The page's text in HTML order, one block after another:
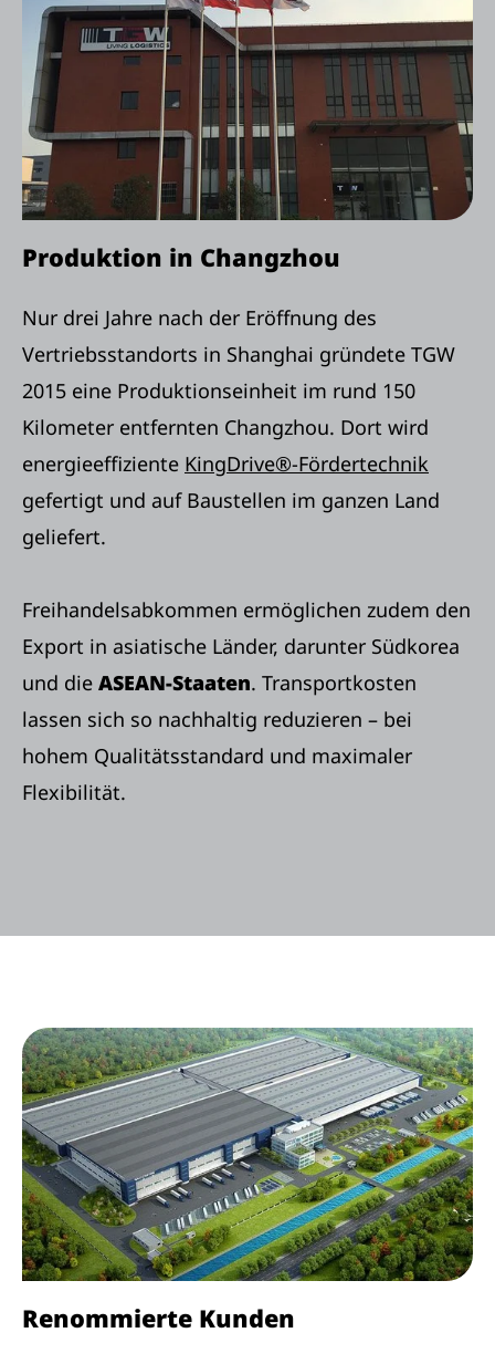
Produktion in Changzhou
Nur drei Jahre nach der Eröffnung des
Vertriebsstandorts in Shanghai gründete TGW
2015 eine Produktionseinheit im rund 150
Kilometer entfernten Changzhou. Dort wird
energieeffiziente KingDrive®-Fördertechnik
gefertigt und auf Baustellen im ganzen Land
geliefert.
Freihandelsabkommen ermöglichen zudem den
Export in asiatische Länder, darunter Südkorea
und die ASEAN-Staaten. Transportkosten
lassen sich so nachhaltig reduzieren – bei
hohem Qualitätsstandard und maximaler
Flexibilität.
Renommierte Kunden